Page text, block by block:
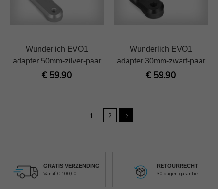
Wunderlich EVO1
adapter 50mm-zilver-paar
€ 59.90
Wunderlich EVO1
adapter 30mm-zwart-paar
€ 59.90
1 2
GRATIS VERZENDING
Vanaf € 100,00
RETOURRECHT
30 dagen garantie